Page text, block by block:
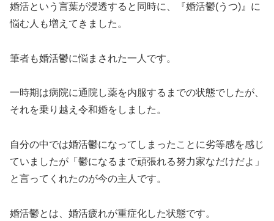
婚活という言葉が浸透すると同時に、『婚活鬱(うつ)』に
悩む人も増えてきました。
筆者も婚活鬱に悩まされた一人です。
一時期は病院に通院し薬を内服するまでの状態でしたが、
それを乗り越え令和婚をしました。
自分の中では婚活鬱になってしまったことに劣等感を感じ
ていましたが「鬱になるまで頑張れる努力家なだけだよ」
と言ってくれたのが今の主人です。
婚活鬱とは、婚活疲れが重症化した状態です。